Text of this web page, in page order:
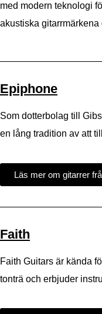
med modern teknologi
akustiska
Epiphone
Som dotterbolag till
en lång tradition av att
Läs mer om gitarrer
Faith
Faith Guitars är kända
tonträ och erbjuder